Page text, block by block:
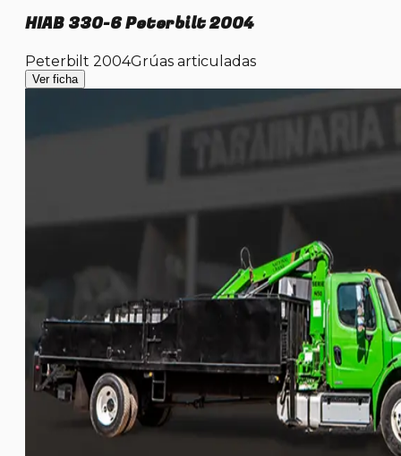
HIAB 330-6 Peterbilt 2004
Peterbilt 2004Grúas articuladas
Ver ficha